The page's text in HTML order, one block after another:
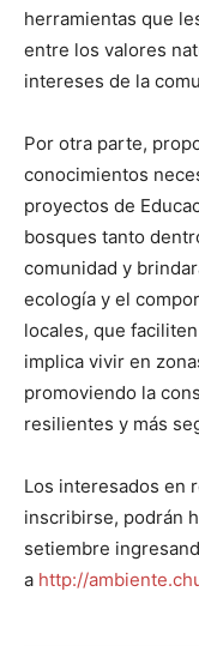
herramientas que
entre los valores
intereses de la
Por otra parte,
conocimientos
proyectos de
bosques tanto
comunidad y
ecología y el
locales, que
implica vivir en
promoviendo la
resilientes y más
Los interesados en
inscribirse, podrán
setiembre
a http://